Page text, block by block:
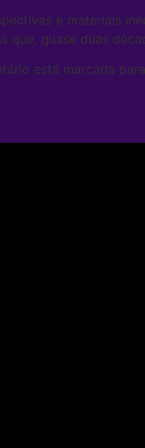
e materiais
que, quase duas
está marcada